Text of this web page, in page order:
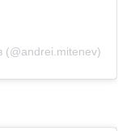
(@andrei.mitenev)